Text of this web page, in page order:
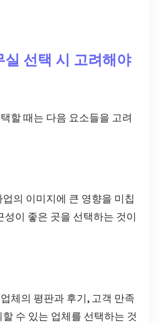
선택 시 고려해야
할 때는 다음 요소들을 고려
의 이미지에 큰 영향을 미칩
성이 좋은 곳을 선택하는 것이
체의 평판과 후기, 고객 만족
수 있는 업체를 선택하는 것